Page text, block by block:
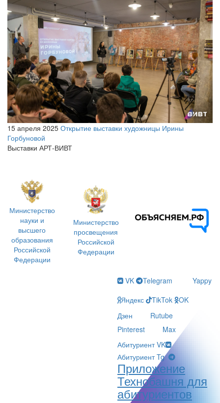
15 апреля 2025 Открытие выставки художницы Ирины
Горбуновой
Выставки АРТ-ВИВТ
Министерство
науки и
высшего
образования
Российской
Федерации
Министерство
просвещения
Российской
Федерации
VK Telegram
Yappy
Яндекс
TikTok
OK
Дзен
Rutube
Pinterest
Max
Абитуриент VK
Абитуриент Tg
Приложение
Технобашня для
абитуриентов